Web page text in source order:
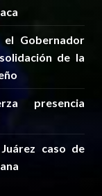
Gobernador
de la
presencia
caso de